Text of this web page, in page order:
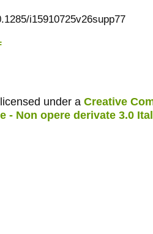
i15910725v26supp77
under a Creative
- Non opere derivate 3.0